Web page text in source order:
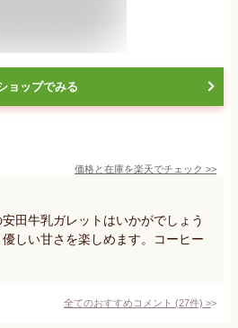
ョップでみる
価格と在庫を楽天でチェック >>
田牛乳ガレットはいかがでしょう
しい甘さを楽しめます。コーヒー
全てのおすすめコメント (27件) >